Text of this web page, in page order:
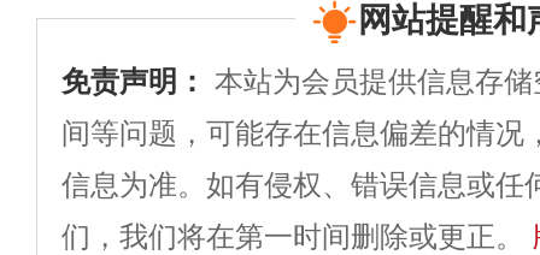
网站提醒和
免责声明： 本站为会员提供信息存
间等问题，可能存在信息偏差的情况
信息为准。如有侵权、错误信息或任
们，我们将在第一时间删除或更正。